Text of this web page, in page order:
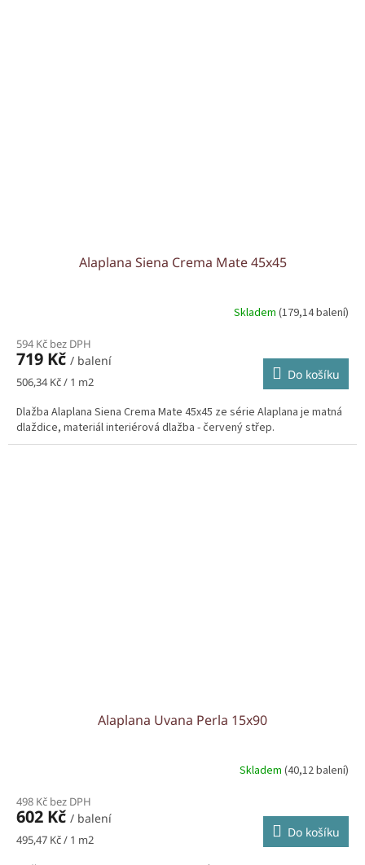
Alaplana Siena Crema Mate 45x45
Skladem (179,14 balení)
594 Kč bez DPH
719 Kč / balení
Měrná
506,34 Kč / 1 m2 Do košíku
Dlažba Alaplana Siena Crema Mate 45x45 ze série Alaplana je matná
dlaždice, materiál interiérová dlažba - červený střep.
Alaplana Uvana Perla 15x90
Skladem (40,12 balení)
498 Kč bez DPH
602 Kč / balení
Měrná
495,47 Kč / 1 m2 Do košíku